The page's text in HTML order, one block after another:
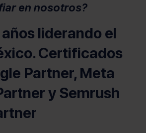
en nosotros?
liderando el
Certificados
Partner, Meta
y Semrush